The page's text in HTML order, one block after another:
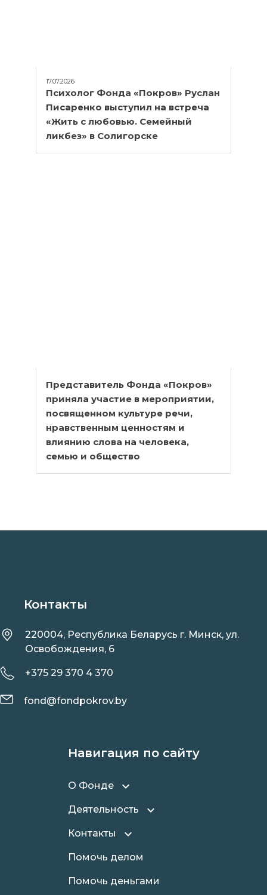
17.07.2026
Психолог Фонда «Покров» Руслан
Писаренко выступил на встреча
«Жить с любовью. Семейный
ликбез» в Солигорске
Представитель Фонда «Покров»
приняла участие в мероприятии,
посвященном культуре речи,
нравственным ценностям и
влиянию слова на человека,
семью и общество
Контакты
220004, Республика Беларусь г. Минск, ул.
Освобождения, 6
+375 29 370 4 370
fond@fondpokrov.by
Навигация по сайту
О Фонде
Деятельность
Контакты
Помочь делом
Помочь деньгами